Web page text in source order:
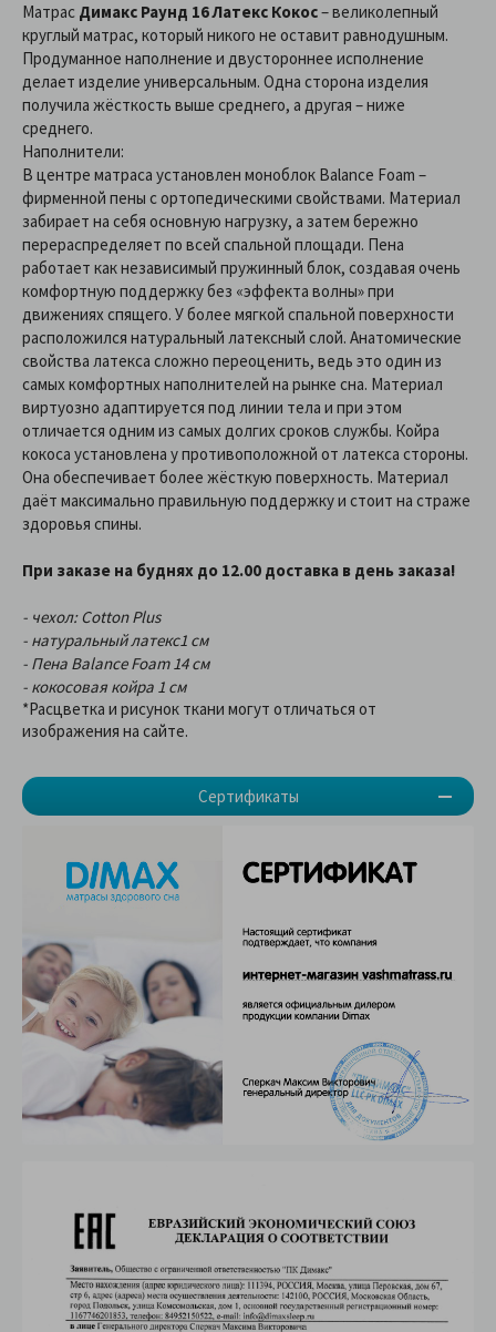
Сертификаты
Матрас Димакс Раунд 16 Латекс Кокос– великолепный
круглый матрас, который никого не оставит равнодушным.
Продуманное наполнение и двустороннее исполнение
делает изделие универсальным. Одна сторона изделия
получила жёсткость выше среднего, а другая – ниже
среднего.
Наполнители:
В центре матраса установлен моноблок Balance Foam –
фирменной пены с ортопедическими свойствами. Материал
забирает на себя основную нагрузку, а затем бережно
перераспределяет по всей спальной площади. Пена
работает как независимый пружинный блок, создавая очень
комфортную поддержку без «эффекта волны» при
движениях спящего. У более мягкой спальной поверхности
расположился натуральный латексный слой. Анатомические
свойства латекса сложно переоценить, ведь это один из
самых комфортных наполнителей на рынке сна. Материал
виртуозно адаптируется под линии тела и при этом
отличается одним из самых долгих сроков службы. Койра
кокоса установлена у противоположной от латекса стороны.
Она обеспечивает более жёсткую поверхность. Материал
даёт максимально правильную поддержку и стоит на страже
здоровья спины.
При заказе на буднях до 12.00 доставка в день заказа!
- чехол: Cotton Plus
- натуральный латекс1 см
- Пена Balance Foam 14 см
- кокосовая койра 1 см
*Расцветка и рисунок ткани могут отличаться от
изображения на сайте.